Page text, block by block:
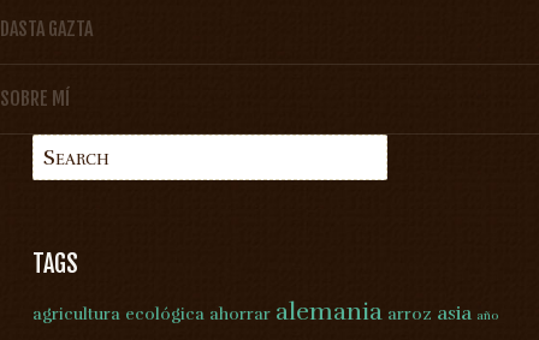
DASTA GAZTA
SOBRE MÍ
Search
TAGS
agricultura ecológica ahorrar alemania arroz asia año